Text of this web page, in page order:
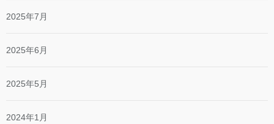
2025年7月
2025年6月
2025年5月
2024年1月